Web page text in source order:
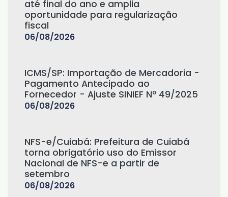
até final do ano e amplia
oportunidade para regularização
fiscal
06/08/2026
ICMS/SP: Importação de Mercadoria -
Pagamento Antecipado ao
Fornecedor - Ajuste SINIEF Nº 49/2025
06/08/2026
NFS-e/Cuiabá: Prefeitura de Cuiabá
torna obrigatório uso do Emissor
Nacional de NFS-e a partir de
setembro
06/08/2026